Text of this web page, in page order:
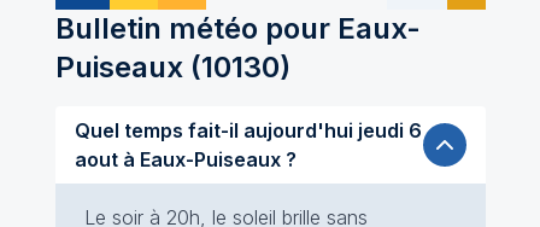
Bulletin météo pour Eaux-
Puiseaux(10130)
Quel temps fait-il aujourd'hui jeudi 6
aout à Eaux-Puiseaux ?
Le soir à 20h, le soleil brille sans